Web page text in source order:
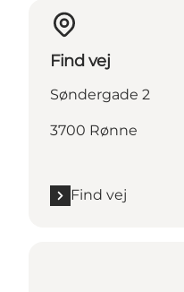
Find vej
Søndergade 2
3700 Rønne
Find vej